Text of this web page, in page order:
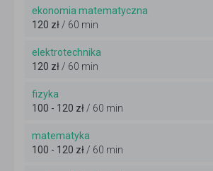
ekonomia matematyczna
120 zł/ 60 min
elektrotechnika
120 zł/ 60 min
fizyka
100 - 120 zł/ 60 min
matematyka
100 - 120 zł/ 60 min